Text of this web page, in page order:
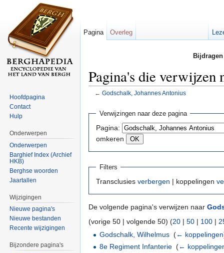
Pagina's die verwijzen
← Godschalk, Johannes Antonius
Verwijzingen naar deze pagina
Pagina:
omkeren
Filters
Transclusies verbergen | koppelingen
De volgende pagina's verwijzen naar
(vorige 50 | volgende 50) (20 | 50 | 100 |
Godschalk, Wilhelmus ‎(← koppelingen
8e Regiment Infanterie ‎(←
Pagina Overleg
Hoofdpagina
Contact
Hulp
Onderwerpen
Onderwerpen
Barghief Index (Archief
HKB)
Berghse woorden
Jaartallen
Wijzigingen
Nieuwe pagina's
Nieuwe bestanden
Recente wijzigingen
Bijzondere pagina's